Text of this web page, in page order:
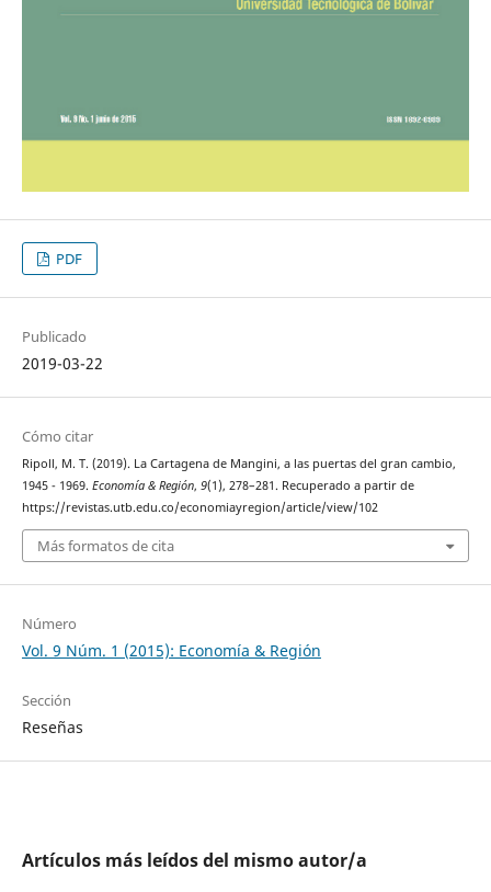
PDF
Publicado
2019-03-22
Cómo citar
Ripoll, M. T. (2019). La Cartagena de Mangini, a las puertas del gran cambio,
1945 - 1969. Economía & Región, 9(1), 278–281. Recuperado a partir de
https://revistas.utb.edu.co/economiayregion/article/view/102
Más formatos de cita
Número
Vol. 9 Núm. 1 (2015): Economía & Región
Sección
Reseñas
Artículos más leídos del mismo autor/a